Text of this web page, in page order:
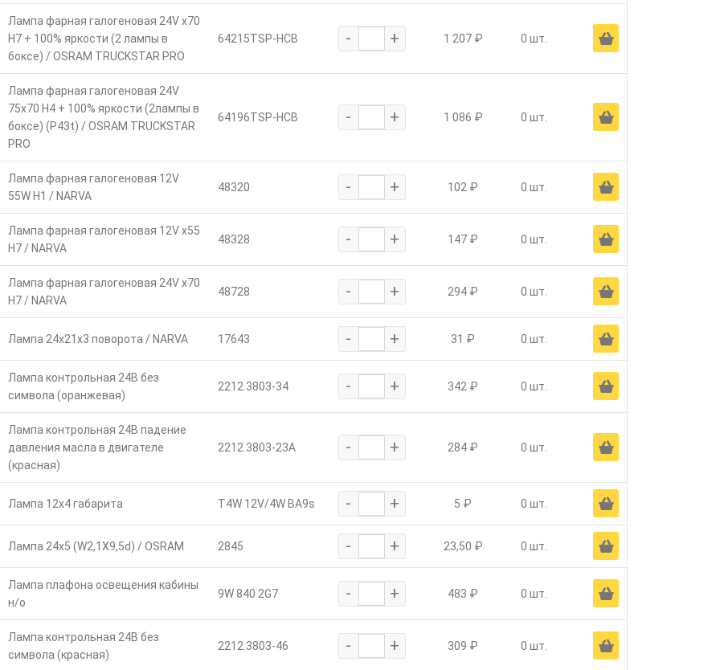
Лампа фарная галогеновая 24V х70
Н7 + 100% яркости (2 лампы в
боксе) / OSRAM TRUCKSTAR PRO
64215TSP-HCB - + 1 207 ₽ 0 шт. Ä
Лампа фарная галогеновая 24V
75х70 Н4 + 100% яркости (2лампы в
боксе) (Р43t) / OSRAM TRUCKSTAR
PRO
64196TSP-HCB - + 1 086 ₽ 0 шт. Ä
Лампа фарная галогеновая 12V
55W Н1 / NARVA
48320 - + 102 ₽ 0 шт. Ä
Лампа фарная галогеновая 12V х55
Н7 / NARVA
48328 - + 147 ₽ 0 шт. Ä
Лампа фарная галогеновая 24V х70
Н7 / NARVA
48728 - + 294 ₽ 0 шт. Ä
Лампа 24х21х3 поворота / NARVA 17643 - + 31 ₽ 0 шт. Ä
Лампа контрольная 24В без
символа (оранжевая)
2212.3803-34 - + 342 ₽ 0 шт. Ä
Лампа контрольная 24В падение
давления масла в двигателе
(красная)
2212.3803-23А - + 284 ₽ 0 шт. Ä
Лампа 12х4 габарита T4W 12V/4W BA9s - + 5 ₽ 0 шт. Ä
Лампа 24х5 (W2,1Х9,5d) / OSRAM 2845 - + 23,50 ₽ 0 шт. Ä
Лампа плафона освещения кабины
н/о
9W 840 2G7 - + 483 ₽ 0 шт. Ä
Лампа контрольная 24В без
символа (красная)
2212.3803-46 - + 309 ₽ 0 шт. Ä